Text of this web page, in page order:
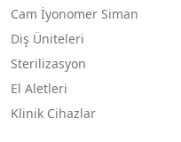
Cam İyonomer Siman
Diş Üniteleri
Sterilizasyon
El Aletleri
Klinik Cihazlar